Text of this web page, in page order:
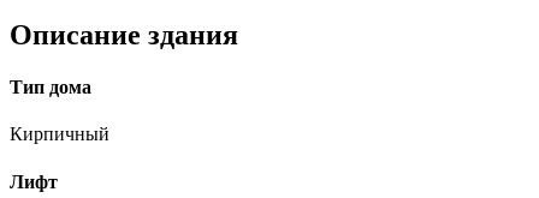
Описание здания
Тип дома
Кирпичный
Лифт